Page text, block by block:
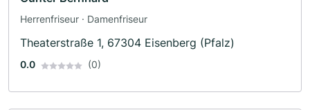
Herrenfriseur · Damenfriseur
Theaterstraße 1, 67304 Eisenberg (Pfalz)
0.0 (0)